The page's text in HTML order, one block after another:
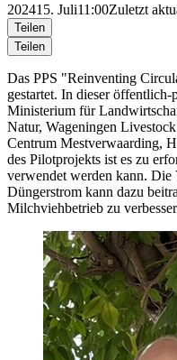
202415. Juli11:00Zuletzt
Teilen
Teilen
Das PPS "Reinventing
gestartet. In dieser öffentlich-
Ministerium für
Natur, Wageningen
Centrum Mestverwaarding,
des Pilotprojekts ist es zu
verwendet werden kann.
Düngerstrom kann dazu
Milchviehbetrieb zu